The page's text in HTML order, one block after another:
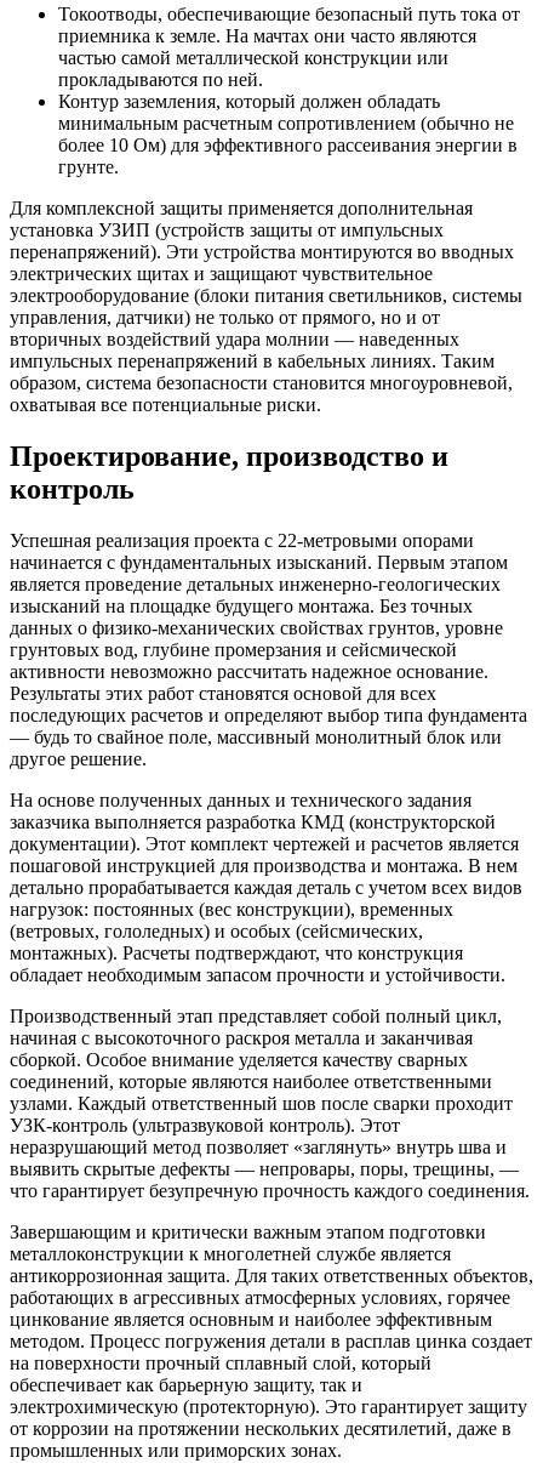
Токоотводы, обеспечивающие безопасный путь тока от
приемника к земле. На мачтах они часто являются
частью самой металлической конструкции или
прокладываются по ней.
Контур заземления, который должен обладать
минимальным расчетным сопротивлением (обычно не
более 10 Ом) для эффективного рассеивания энергии в
грунте.
Для комплексной защиты применяется дополнительная
установка УЗИП (устройств защиты от импульсных
перенапряжений). Эти устройства монтируются во вводных
электрических щитах и защищают чувствительное
электрооборудование (блоки питания светильников, системы
управления, датчики) не только от прямого, но и от
вторичных воздействий удара молнии — наведенных
импульсных перенапряжений в кабельных линиях. Таким
образом, система безопасности становится многоуровневой,
охватывая все потенциальные риски.
Проектирование, производство и
контроль
Успешная реализация проекта с 22-метровыми опорами
начинается с фундаментальных изысканий. Первым этапом
является проведение детальных инженерно-геологических
изысканий на площадке будущего монтажа. Без точных
данных о физико-механических свойствах грунтов, уровне
грунтовых вод, глубине промерзания и сейсмической
активности невозможно рассчитать надежное основание.
Результаты этих работ становятся основой для всех
последующих расчетов и определяют выбор типа фундамента
— будь то свайное поле, массивный монолитный блок или
другое решение.
На основе полученных данных и технического задания
заказчика выполняется разработка КМД (конструкторской
документации). Этот комплект чертежей и расчетов является
пошаговой инструкцией для производства и монтажа. В нем
детально прорабатывается каждая деталь с учетом всех видов
нагрузок: постоянных (вес конструкции), временных
(ветровых, гололедных) и особых (сейсмических,
монтажных). Расчеты подтверждают, что конструкция
обладает необходимым запасом прочности и устойчивости.
Производственный этап представляет собой полный цикл,
начиная с высокоточного раскроя металла и заканчивая
сборкой. Особое внимание уделяется качеству сварных
соединений, которые являются наиболее ответственными
узлами. Каждый ответственный шов после сварки проходит
УЗК-контроль (ультразвуковой контроль). Этот
неразрушающий метод позволяет «заглянуть» внутрь шва и
выявить скрытые дефекты — непровары, поры, трещины, —
что гарантирует безупречную прочность каждого соединения.
Завершающим и критически важным этапом подготовки
металлоконструкции к многолетней службе является
антикоррозионная защита. Для таких ответственных объектов,
работающих в агрессивных атмосферных условиях, горячее
цинкование является основным и наиболее эффективным
методом. Процесс погружения детали в расплав цинка создает
на поверхности прочный сплавный слой, который
обеспечивает как барьерную защиту, так и
электрохимическую (протекторную). Это гарантирует защиту
от коррозии на протяжении нескольких десятилетий, даже в
промышленных или приморских зонах.